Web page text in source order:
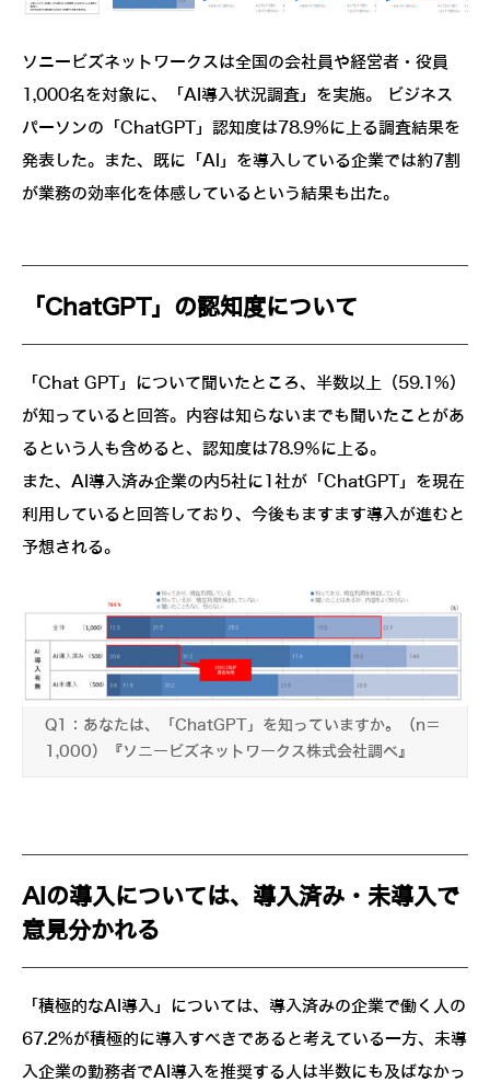
ソニービズネットワークスは全国の会社員や経営者・役員
1,000名を対象に、「AI導入状況調査」を実施。 ビジネス
パーソンの「ChatGPT」認知度は78.9%に上る調査結果を
発表した。また、既に「AI」を導入している企業では約7割
が業務の効率化を体感しているという結果も出た。
「ChatGPT」の認知度について
「Chat GPT」について聞いたところ、半数以上（59.1%）
が知っていると回答。内容は知らないまでも聞いたことがあ
るという人も含めると、認知度は78.9％に上る。
また、AI導入済み企業の内5社に1社が「ChatGPT」を現在
利用していると回答しており、今後もますます導入が進むと
予想される。
Q1：あなたは、「ChatGPT」を知っていますか。（n＝
1,000）『ソニービズネットワークス株式会社調べ』
AIの導入については、導入済み・未導入で
意見分かれる
「積極的なAI導入」については、導入済みの企業で働く人の
67.2%が積極的に導入すべきであると考えている一方、未導
入企業の勤務者でAI導入を推奨する人は半数にも及ばなかっ